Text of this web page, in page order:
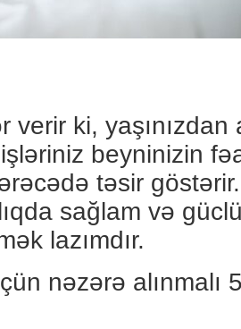
ki, yaşınızdan
beyninizin
təsir
sağlam və
lazımdır.
nəzərə alınmalı